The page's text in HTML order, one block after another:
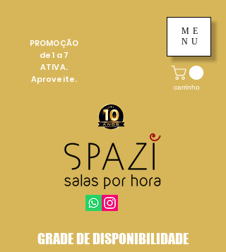
carrinho
ME
NU
PROMOÇÃO
de 1 a 7
ATIVA.
Aproveite.
GRADE DE DISPONIBILIDADE